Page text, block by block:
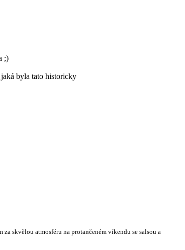
;)
byla tato historicky
za skvělou atmosféru na protančeném víkendu se salsou a